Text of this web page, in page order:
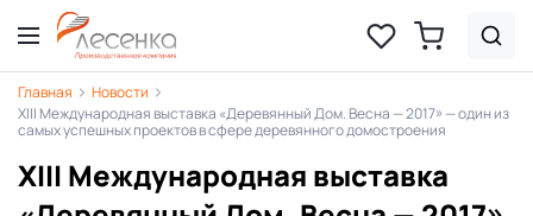
Главная
Новости
XIII Международная выставка «Деревянный Дом. Весна — 2017» — один из
самых успешных проектов в сфере деревянного домостроения
XIII Международная выставка